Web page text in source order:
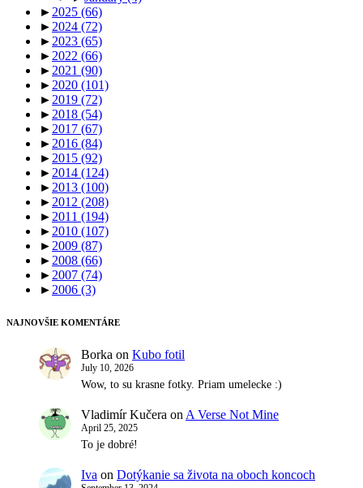
►2025 (66)
►2024 (72)
►2023 (65)
►2022 (66)
►2021 (90)
►2020 (101)
►2019 (72)
►2018 (54)
►2017 (67)
►2016 (84)
►2015 (92)
►2014 (124)
►2013 (100)
►2012 (208)
►2011 (194)
►2010 (107)
►2009 (87)
►2008 (66)
►2007 (74)
►2006 (3)
NAJNOVŠIE KOMENTÁRE
Borka on Kubo fotil
July 10, 2026
Wow, to su krasne fotky. Priam umelecke :)
Vladimír Kučera on A Verse Not Mine
April 25, 2025
To je dobré!
Iva on Dotýkanie sa života na oboch koncoch